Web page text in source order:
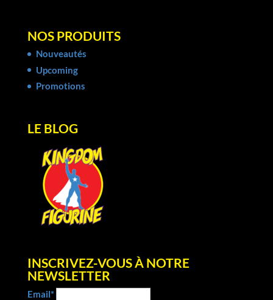
NOS PRODUITS
Nouveautés
Upcoming
Promotions
LE BLOG
INSCRIVEZ-VOUS À NOTRE
NEWSLETTER
Email*